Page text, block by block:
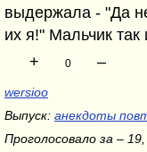
выдержала - "Да
их я!" Мальчик
+
0 –
wersioo
Выпуск: анекдоты
Проголосовало за –